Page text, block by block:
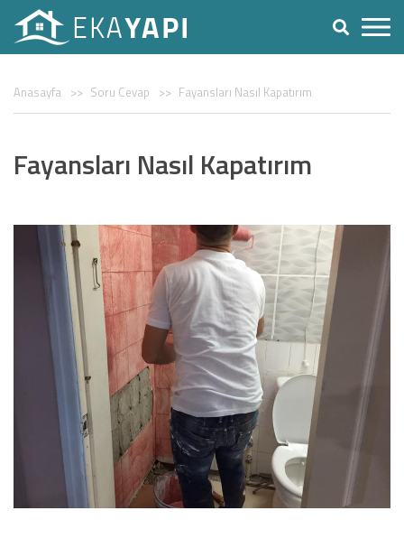
Anasayfa Soru Cevap Fayansları Nasıl Kapatırım
Fayansları Nasıl Kapatırım